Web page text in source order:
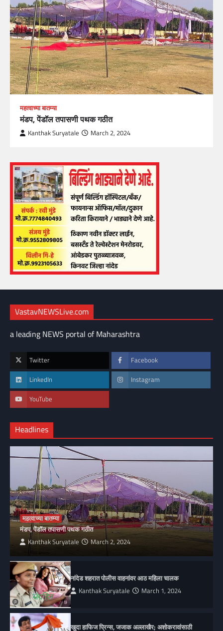
महत्वाच्या बातम्या
मंडप, पेंडॉल तपासणी पथक गठीत
Kanthak Suryatale March 2, 2024
VastavNEWSLive.com
a leading NEWS portal of Maharashtra
Twitter Facebook
LinkedIn Instagram
YouTube
Headlines
महत्वाच्या बातम्या
मंडप, पेंडॉल तपासणी पथक गठीत
Kanthak Suryatale March 2, 2024
नांदेड शहरात पोलीस वाहनांवर आठ महिला चालक
Kanthak Suryatale March 1, 2024
खुदा हाफिज प्रिन्स, जजाक अल्लाखैर; अशोकरावांसाठी